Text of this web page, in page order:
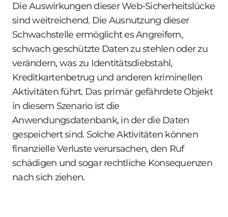
Die Auswirkungen dieser Web-Sicherheitslücke
sind weitreichend. Die Ausnutzung dieser
Schwachstelle ermöglicht es Angreifern,
schwach geschützte Daten zu stehlen oder zu
verändern, was zu Identitätsdiebstahl,
Kreditkartenbetrug und anderen kriminellen
Aktivitäten führt. Das primär gefährdete Objekt
in diesem Szenario ist die
Anwendungsdatenbank, in der die Daten
gespeichert sind. Solche Aktivitäten können
finanzielle Verluste verursachen, den Ruf
schädigen und sogar rechtliche Konsequenzen
nach sich ziehen.